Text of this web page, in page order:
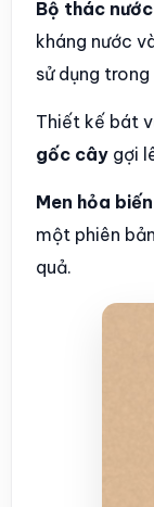
Bộ thác
kháng nước
sử dụng trong
Thiết kế bát
gốc câygợi
Men hỏa
một phiên
quả.